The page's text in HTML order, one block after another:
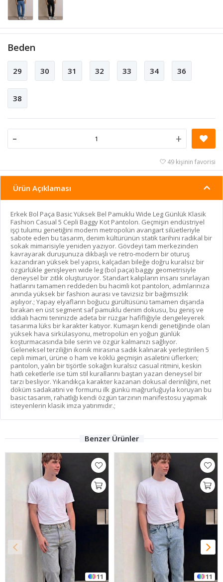
Beden
29 30 31 32 33 34 36
38
- +
49 kişinin favorisi
Ürün Açıklaması
Erkek Bol Paça Basic Yüksek Bel Pamuklu Wide Leg Günlük Klasik
Fashion Casual 5 Cepli Baggy Kot Pantolon. Geçmişin endüstriyel
işçi tulumu genetiğini modern metropolün avangart silüetleriyle
sabote eden bu tasarım, denim kültürünün statik tarihini radikal bir
sokak mimarisiyle yeniden yazıyor. Gövdeyi tam merkezinden
kavrayarak duruşunuza dikbaşlı ve retro-modern bir oturuş
kazandıran yüksek bel yapısı, kalçadan bileğe doğru kuralsız bir
özgürlükle genişleyen wide leg (bol paça) baggy geometrisiyle
deneysel bir zıtlık oluşturuyor. Standart kalıpların insanı sınırlayan
hatlarını tamamen reddeden bu hacimli kot pantolon, adımlarınıza
anında yüksek bir fashion aurası ve tavizsiz bir bağımsızlık
aşılıyor.; Yapay elyafların boğucu gürültüsünü tamamen dışarıda
bırakan en üst segment saf pamuklu denim dokusu, bu geniş ve
iddialı hacmi teninizde adeta bir rüzgar hafifliğiyle dengeleyerek
tasarıma lüks bir karakter katıyor. Kumaşın kendi genetiğinde olan
yüksek hava sirkülasyonu, metropolün en yoğun günlük
koşturmacasında bile serin ve özgür kalmanızı sağlıyor.
Geleneksel terziliğin ikonik mirasına sadık kalınarak yerleştirilen 5
cepli mimari, ürüne o ham ve köklü geçmişin asaletini üflerken;
pantolon, yalın bir tişörtle sokağın kuralsız casual ritmini, keskin
hatlı ceketlerle ise tüm stil kurallarını baştan yazan deneysel bir
tarzı besliyor. Yıkandıkça karakter kazanan dokusal derinliğini, net
döküm sadakatini ve formunu ilk günkü mağrurluğuyla koruyan bu
basic tasarım, rahatlığı kendi özgün tarzının manifestosu yapmak
isteyenlerin klasik imza yatırımıdır.;
Benzer Ürünler
11 11